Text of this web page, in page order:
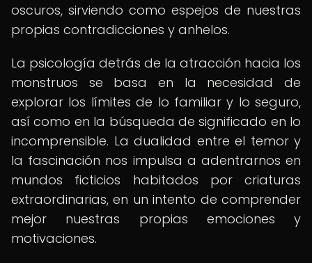
oscuros, sirviendo como espejos de nuestras
propias contradicciones y anhelos.
La psicología detrás de la atracción hacia los
monstruos se basa en la necesidad de
explorar los límites de lo familiar y lo seguro,
así como en la búsqueda de significado en lo
incomprensible. La dualidad entre el temor y
la fascinación nos impulsa a adentrarnos en
mundos ficticios habitados por criaturas
extraordinarias, en un intento de comprender
mejor nuestras propias emociones y
motivaciones.